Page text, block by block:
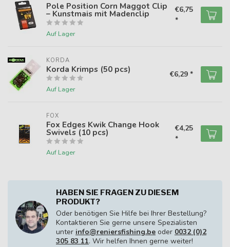
Pole Position Corn Maggot Clip
– Kunstmais mit Madenclip
Auf Lager
€6,75
*
KORDA
Korda Krimps (50 pcs)
Auf Lager
€6,29 *
FOX
Fox Edges Kwik Change Hook
Swivels (10 pcs)
Auf Lager
€4,25
*
HABEN SIE FRAGEN ZU DIESEM
PRODUKT?
Oder benötigen Sie Hilfe bei Ihrer Bestellung?
Kontaktieren Sie gerne unsere Spezialisten
unter info@reniersfishing.be oder 0032 (0)2
305 83 11. Wir helfen Ihnen gerne weiter!